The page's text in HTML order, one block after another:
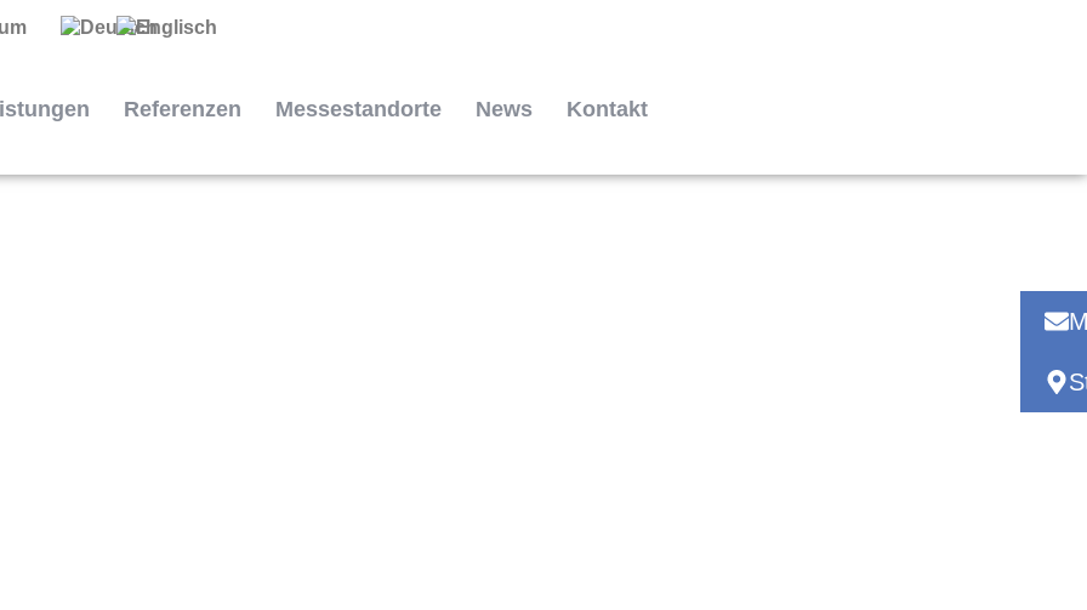
Referenzen Messestandorte News Kontakt